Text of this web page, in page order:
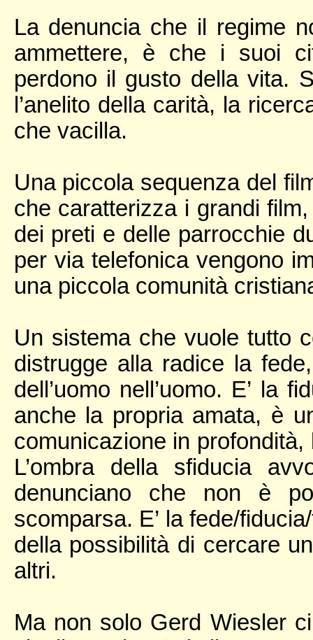
La denuncia che il regime
ammettere, è che i suoi
perdono il gusto della vita.
l’anelito della carità, la
che vacilla.
Una piccola sequenza del
che caratterizza i grandi
dei preti e delle parrocchie
per via telefonica vengono
una piccola comunità
Un sistema che vuole tutto
distrugge alla radice la
dell’uomo nell’uomo. E’ la
anche la propria amata, è
comunicazione in
L’ombra della sfiducia
denunciano che non è
scomparsa. E’ la fede/
della possibilità di cercare
altri.
Ma non solo Gerd Wiesler